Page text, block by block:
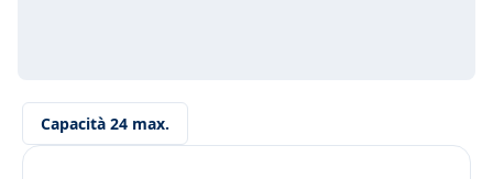
Capacità 24 max.